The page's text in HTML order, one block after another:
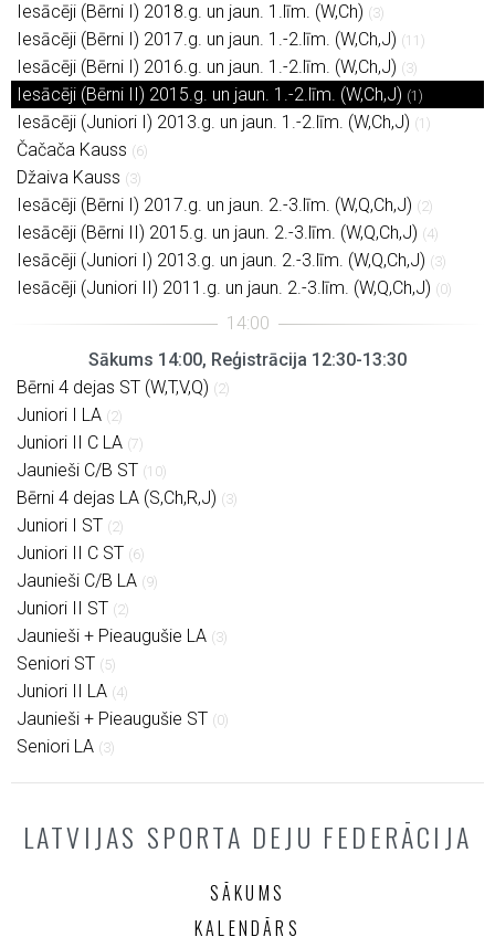
Iesācēji (Bērni I) 2018.g. un jaun. 1.līm. (W,Ch) (3)
Iesācēji (Bērni I) 2017.g. un jaun. 1.-2.līm. (W,Ch,J) (11)
Iesācēji (Bērni I) 2016.g. un jaun. 1.-2.līm. (W,Ch,J) (3)
Iesācēji (Bērni II) 2015.g. un jaun. 1.-2.līm. (W,Ch,J) (1)
Iesācēji (Juniori I) 2013.g. un jaun. 1.-2.līm. (W,Ch,J) (1)
Čačača Kauss (6)
Džaiva Kauss (3)
Iesācēji (Bērni I) 2017.g. un jaun. 2.-3.līm. (W,Q,Ch,J) (2)
Iesācēji (Bērni II) 2015.g. un jaun. 2.-3.līm. (W,Q,Ch,J) (4)
Iesācēji (Juniori I) 2013.g. un jaun. 2.-3.līm. (W,Q,Ch,J) (3)
Iesācēji (Juniori II) 2011.g. un jaun. 2.-3.līm. (W,Q,Ch,J) (0)
Sākums 14:00, Reģistrācija 12:30-13:30
Bērni 4 dejas ST (W,T,V,Q) (2)
Juniori I LA (2)
Juniori II C LA (7)
Jaunieši C/B ST (10)
Bērni 4 dejas LA (S,Ch,R,J) (3)
Juniori I ST (2)
Juniori II C ST (6)
Jaunieši C/B LA (9)
Juniori II ST (2)
Jaunieši + Pieaugušie LA (3)
Seniori ST (5)
Juniori II LA (4)
Jaunieši + Pieaugušie ST (0)
Seniori LA (3)
LATVIJAS SPORTA DEJU FEDERĀCIJA
SĀKUMS
KALENDĀRS